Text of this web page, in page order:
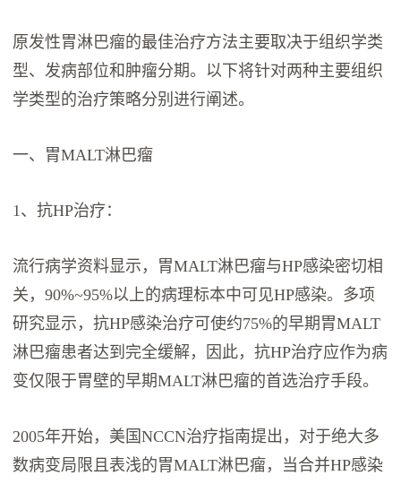
原发性胃淋巴瘤的最佳治疗方法主要取决于组织学类
型、发病部位和肿瘤分期。以下将针对两种主要组织
学类型的治疗策略分别进行阐述。
一、胃MALT淋巴瘤
1、抗HP治疗：
流行病学资料显示，胃MALT淋巴瘤与HP感染密切相
关，90%~95%以上的病理标本中可见HP感染。多项
研究显示，抗HP感染治疗可使约75%的早期胃MALT
淋巴瘤患者达到完全缓解，因此，抗HP治疗应作为病
变仅限于胃壁的早期MALT淋巴瘤的首选治疗手段。
2005年开始，美国NCCN治疗指南提出，对于绝大多
数病变局限且表浅的胃MALT淋巴瘤，当合并HP感染